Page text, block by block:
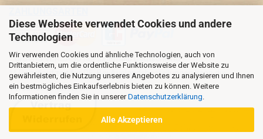
Diese Webseite verwendet Cookies und andere
Technologien
Wir verwenden Cookies und ähnliche Technologien, auch von
Drittanbietern, um die ordentliche Funktionsweise der Website zu
gewährleisten, die Nutzung unseres Angebotes zu analysieren und Ihnen
ein bestmögliches Einkaufserlebnis bieten zu können. Weitere
Informationen finden Sie in unsererDatenschutzerklärung
Alle Akzeptieren
* GRATIS VERSAND nur innerhalb Deutschland
** Regellaufzeit für DE, Bei Auslandsbestellungen kann die
Versandzeit variieren.